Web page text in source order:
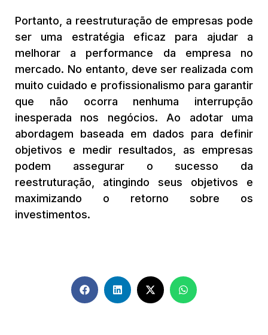
Portanto, a reestruturação de empresas pode
ser uma estratégia eficaz para ajudar a
melhorar a performance da empresa no
mercado. No entanto, deve ser realizada com
muito cuidado e profissionalismo para garantir
que não ocorra nenhuma interrupção
inesperada nos negócios. Ao adotar uma
abordagem baseada em dados para definir
objetivos e medir resultados, as empresas
podem assegurar o sucesso da
reestruturação, atingindo seus objetivos e
maximizando o retorno sobre os
investimentos.